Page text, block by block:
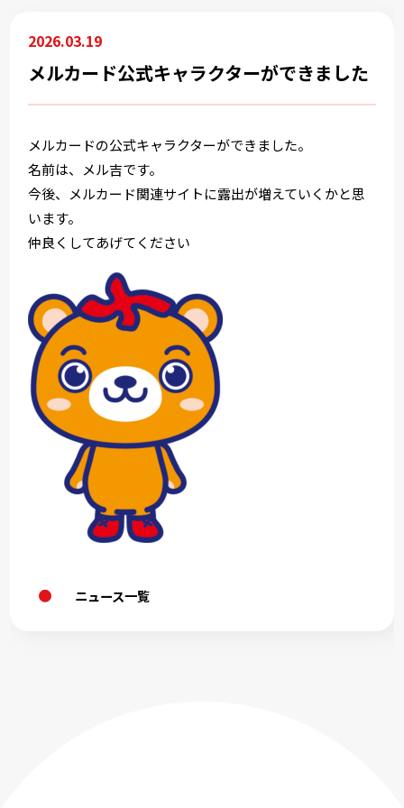
2026.03.19
メルカード公式キャラクターができました
メルカードの公式キャラクターができました。
名前は、メル吉です。
今後、メルカード関連サイトに露出が増えていくかと思
います。
仲良くしてあげてください
ニュース一覧